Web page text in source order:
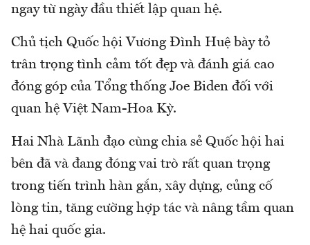
ngay từ ngày đầu thiết lập quan hệ.
Chủ tịch Quốc hội Vương Đình Huệ bày tỏ
trân trọng tình cảm tốt đẹp và đánh giá cao
đóng góp của Tổng thống Joe Biden đối với
quan hệ Việt Nam-Hoa Kỳ.
Hai Nhà Lãnh đạo cùng chia sẻ Quốc hội hai
bên đã và đang đóng vai trò rất quan trọng
trong tiến trình hàn gắn, xây dựng, củng cố
lòng tin, tăng cường hợp tác và nâng tầm quan
hệ hai quốc gia.